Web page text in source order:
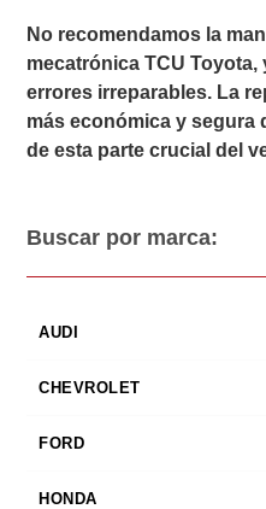
Buscar por marca:
AUDI
CHEVROLET
FORD
HONDA
No recomendamos la
mecatrónica TCU
errores irreparables. La
más económica y segura
de esta parte crucial del